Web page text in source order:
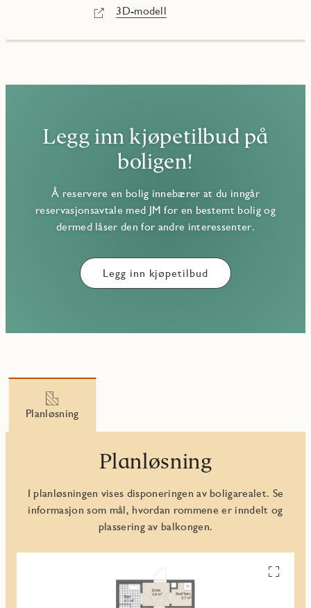
3D-modell
Legg inn kjøpetilbud på
boligen!
Å reservere en bolig innebærer at du inngår
reservasjonsavtale med JM for en bestemt bolig og
dermed låser den for andre interessenter.
Legg inn kjøpetilbud
Planløsning
Planløsning
I planløsningen vises disponeringen av boligarealet. Se
informasjon som mål, hvordan rommene er inndelt og
plassering av balkongen.
Se